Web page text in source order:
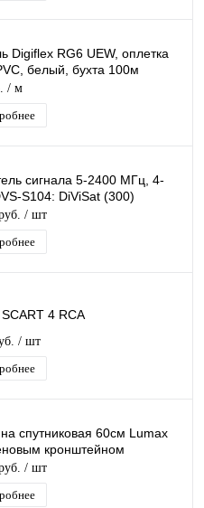
Digiflex RG6 UEW, оплетка
белый, бухта 100м
/ м
сигнала 5-2400 МГц, 4-
S104: DiViSat (300)
/ шт
4 RCA
/ шт
спутниковая 60см Lumax
кронштейном
/ шт